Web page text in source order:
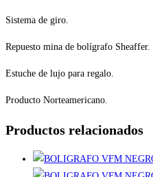
Sistema de giro.
Repuesto mina de bolígrafo Sheaffer.
Estuche de lujo para regalo.
Producto Norteamericano.
Productos relacionados